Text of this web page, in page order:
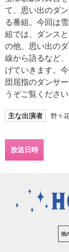
て、思い出のダ
る番組。今回は
組では、ダンス
の他、思い出の
線から語るなど
げていきます。
団屈指のダンサ
うぞご覧くださ
主な出演者 野々
放送日時
他